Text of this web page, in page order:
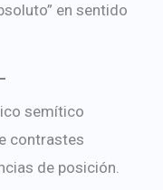
en sentido
semítico
contrastes
de posición.